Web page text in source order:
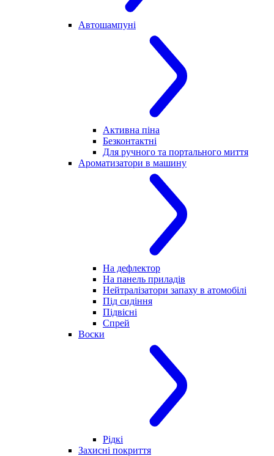
Автошампуні
Активна піна
Безконтактні
Для ручного та портального миття
Ароматизатори в машину
На дефлектор
На панель приладів
Нейтралізатори запаху в атомобілі
Під сидіння
Підвісні
Спрей
Воски
Рідкі
Захисні покриття